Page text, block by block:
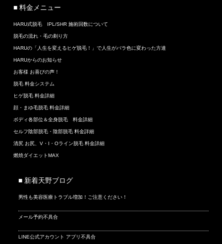
■ 料金メニュー
HARU式脱毛 IPL/SHR 施術回数について
脱毛の流れ・毛の剃り方
HARUの「人生を変えるヒゲ脱毛！」で人生がバラ色に変わった方達
HARUからのお知らせ
お客様 お喜びの声！
脱毛 料金システム
ヒゲ脱毛 料金詳細
顔・まゆ毛脱毛 料金詳細
ボディ各部位＆全身脱毛 料金詳細
セルフ陰部脱毛・陰部脱毛 料金詳細
清尻 お尻、V・I・Oライン脱毛 料金詳細
燃焼ダイエットMAX
■ 新着天野ブログ
男性も美容医療トラブル増加！ご注意ください！
メール予約不具合
LINE公式アカウント アプリ不具合